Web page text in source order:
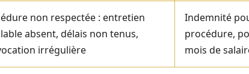
non respectée : entretien
absent, délais non tenus,
irrégulière
Indemnité
procédure,
mois de